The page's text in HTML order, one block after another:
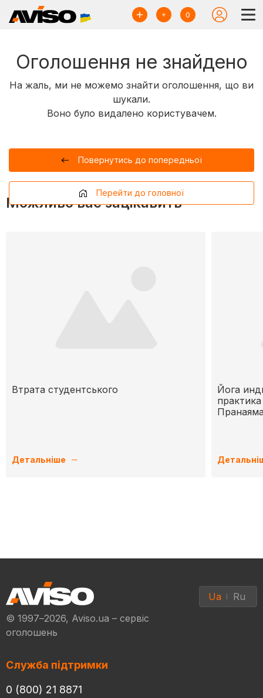
0
Оголошення не знайдено
На жаль, ми не можемо знайти оголошення, що ви
шукали.
Воно було видалено користувачем.
Повернутись до попередньої
Перейти до головної
Можливо вас зацікавить
Втрата студентського
Детальніше
Йога
© 1997–2026, Aviso.ua – сервіс
оголошень
Ua Ru
Служба підтримки
0 (800) 21 8871